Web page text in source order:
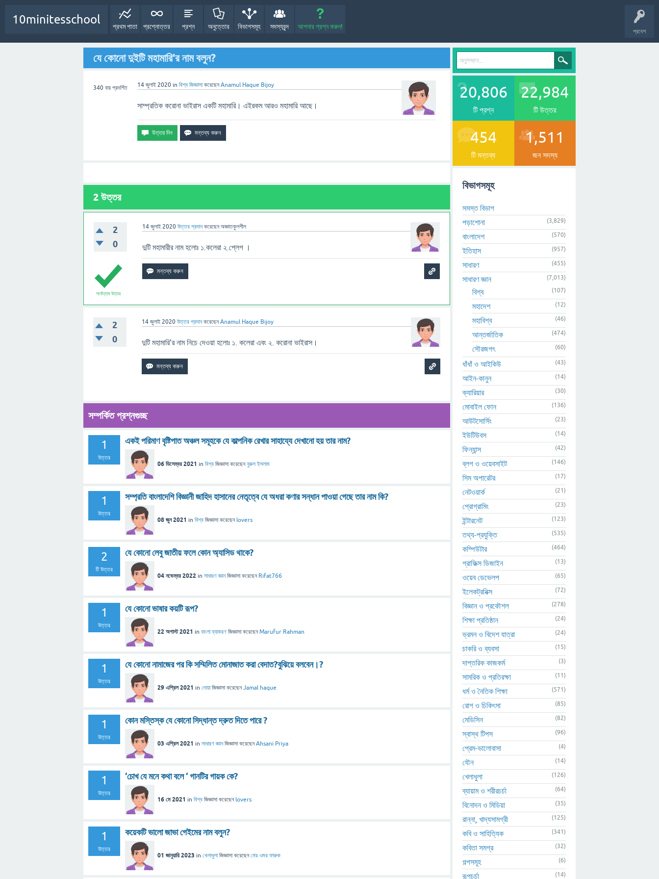
প্রবেশ
10minitesschool
প্রথম পাতা প্রশ্নোত্তর প্রশ্ন অনুত্তোর বিভাগসমূহ সদস্যবৃন্দ আপনার প্রশ্ন করুন!
যে কোনো দুইটি মহামারি'র নাম বলুন?
340 বার প্রদর্শিত 14 জুলাই 2020 in বিশ্ব জিজ্ঞাসা করেছেনAnamul Haque Bijoy
সাম্প্রতিক করোনা ভাইরাস একটি মহামারি। এইরকম আরও মহামারি আছে।
2 উত্তর
2
0
14 জুলাই 2020 উত্তর প্রদান করেছেনঅজ্ঞাতকুলশীল
সর্বোত্তম উত্তর
দুটি মহামারীর নাম হলোঃ ১.কলেরা ২.প্লেগ ।
2
0
14 জুলাই 2020 উত্তর প্রদান করেছেনAnamul Haque Bijoy
দুটি মহামারি'র নাম নিচে দেওয়া হলোঃ ১. কলেরা এবং ২. করোনা ভাইরাস।
সম্পর্কিত প্রশ্নগুচ্ছ
1
উত্তর
একই পরিমাণ বৃষ্টিপাত অঞ্চল সমূহকে যে কাল্পনিক রেখার সাহায্যে দেখানো হয় তার নাম?
06 ডিসেম্বর 2021 in বিশ্ব জিজ্ঞাসা করেছেননুরুল ইসলাম
1
উত্তর
সম্প্রতি বাংলাদেশি বিজ্ঞানী জাহিদ হাসানের নেতৃত্বে যে অধরা কণার সন্ধান পাওয়া গেছে তার নাম কি?
08 জুন 2021 in বিশ্ব জিজ্ঞাসা করেছেন lovers
2
টি উত্তর
যে কোনো লেবু জাতীয় ফলে কোন অ্যাসিড থাকে?
04 নভেম্বর 2022 in সাধারণ জ্ঞান জিজ্ঞাসা করেছেন Rifat766
1
উত্তর
যে কোনো ভাষার কয়টি রূপ?
22 অগাস্ট 2021 in বাংলা ব্যাকরণ জিজ্ঞাসা করেছেনMarufur Rahman
1
উত্তর
যে কোনো নামাজের পর কি সম্মিলিত মোনাজাত করা বেদাত?বুঝিয়ে বলবেন।?
29 এপ্রিল 2021 in দোয়া জিজ্ঞাসা করেছেনJamal haque
1
উত্তর
কোন মস্তিস্ক যে কোনো সিদ্ধান্ত দ্রুত দিতে পারে ?
03 এপ্রিল 2021 in সাধারণ জ্ঞান জিজ্ঞাসা করেছেনAhsani Priya
1
উত্তর
‘চোখ যে মনে কথা বলে ‘ গানটির গায়ক কে?
16 মে 2021 in বিশ্ব জিজ্ঞাসা করেছেন lovers
1
উত্তর
কয়েকটি ভালো জাভা গেইমের নাম বলুন?
01 জানুয়ারি 2023 in খেলাধুলা জিজ্ঞাসা করেছেনমোঃ ওমর ফারুক
20,806
টি প্রশ্ন
22,984
টি উত্তর
454
টি মন্তব্য
1,511
জন সদস্য
বিভাগসমূহ
সমস্ত বিভাগ
পড়াশোনা
(3,829)
বাংলাদেশ (570)
ইতিহাস (957)
সাধারণ (455)
সাধারণ জ্ঞান (7,013)
বিশ্ব (107)
মহাদেশ (12)
মহাবিশ্ব (46)
আন্তর্জাতিক (474)
সৌরজগৎ (60)
ধাঁধাঁ ও আইকিউ (43)
আইন-কানুন (14)
ক্যারিয়ার (30)
মোবাইল ফোন (136)
আউটসোর্সিং (23)
ইউটিউবস (14)
ফিন্যান্স (42)
ব্লগ ও ওয়েবসাইট (146)
সিম অপারেটর (17)
নেটওয়ার্ক (21)
প্রোগ্রামিং (23)
ইন্টারনেট (123)
তথ্য-প্রযুক্তি (535)
কম্পিউটার (464)
গ্রাফিক্স ডিজাইন (13)
ওয়েব ডেভেলপ (65)
ইলেকট্রনিক্স (72)
বিজ্ঞান ও প্রকৌশল (278)
শিক্ষা প্রতিষ্ঠান (24)
ভ্রমন ও বিদেশ যাত্রা (24)
চাকরি ও ব্যবসা (15)
দাপ্তরিক কাজকর্ম (3)
সামরিক ও প্রতিরক্ষা (11)
ধর্ম ও নৈতিক শিক্ষা (571)
রোগ ও চিকিৎসা (85)
মেডিসিন (82)
স্বাস্থ টিপস (96)
প্রেম-ভালোবাসা (4)
যৌন (14)
খেলাধুলা (126)
ব্যায়াম ও শরীরচর্চা (64)
বিনোদন ও মিডিয়া (35)
রান্না, খাদ্যসামগ্রী (125)
কবি ও সাহিত্যিক (341)
কবিতা সমগ্র (32)
গল্পসমূহ (6)
রূপচর্চা (14)